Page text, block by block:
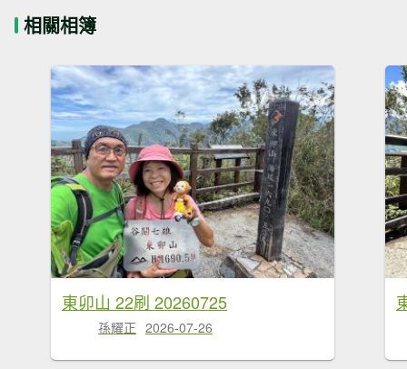
相關相簿
東卯山 22刷 20260725
孫耀正 2026-07-26